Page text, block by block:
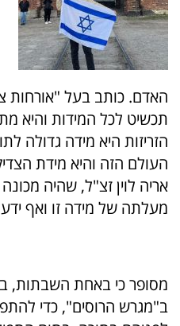
האדם. כותב בעל "אורחות
תכשיט לכל המידות והיא
הזריזות היא מידה גדולה
העולם הזה והיא מידת
אריה לוין זצ"ל, שהיה
מעלתה של מידה זו ואף
מסופר כי באחת השבתות,
ב"מגרש הרוסים", כדי